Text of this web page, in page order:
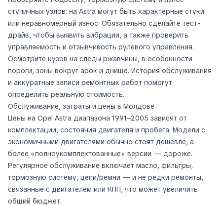
ступичных узлов: на Astra могут быть характерные стуки
или неравномерный износ. Обязательно сделайте тест-
драйв, чтобы выявить вибрации, а также проверить
управляемость и отзывчивость рулевого управления.
Осмотрите кузов на следы ржавчины, в особенности
пороги, зоны вокруг арок и днище. История обслуживания
и аккуратные записи ремонтных работ помогут
определить реальную стоимость.
Обслуживание, затраты и цены в Молдове
Цены на Opel Astra диапазона 1991–2005 зависят от
комплектации, состояния двигателя и пробега. Модели с
экономичными двигателями обычно стоят дешевле, а
более «полноукомплектованные» версии — дороже.
Регулярное обслуживание включает масло, фильтры,
тормозную систему, цепи/ремни — и не редки ремонты,
связанные с двигателем или КПП, что может увеличить
общий бюджет.